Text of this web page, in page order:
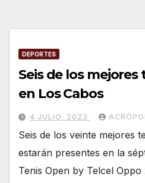
DEPORTES
Seis de los
en Los Cabos
4 JULIO, 2023
Seis de los veinte mejores
estarán presentes en la
Tenis Open by Telcel